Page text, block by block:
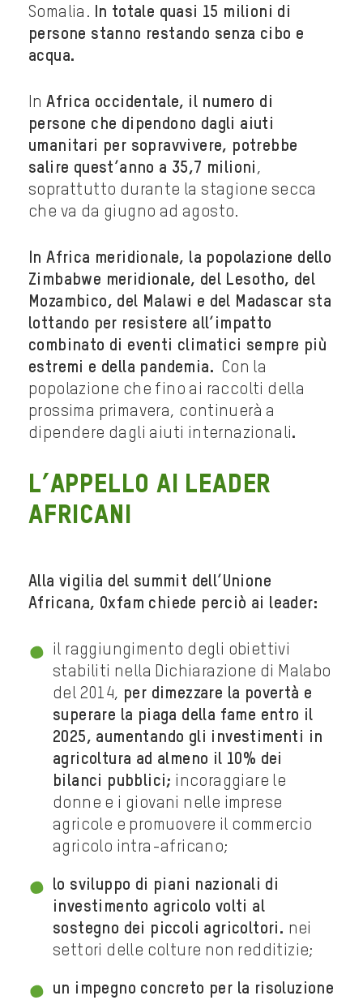
Somalia. In totale quasi 15 milioni di
persone stanno restando senza cibo e
acqua.
InAfrica occidentale, il numero di
persone che dipendono dagli aiuti
umanitari per sopravvivere, potrebbe
salire quest’anno a 35,7 milioni ,
soprattutto durante la stagione secca
che va da giugno ad agosto.
In Africa meridionale, la popolazione dello
Zimbabwe meridionale, del Lesotho, del
Mozambico, del Malawi e del Madascar sta
lottando per resistere all’impatto
combinato di eventi climatici sempre più
estremi e della pandemia. Con la
popolazione che fino ai raccolti della
prossima primavera, continuerà a
dipendere dagli aiuti internazionali.
L’appello ai leader
africani
Alla vigilia del summit dell’Unione
Africana, Oxfam chiede perciò ai leader:
il raggiungimento degli obiettivi
stabiliti nella Dichiarazione di Malabo
del 2014, per dimezzare la povertà e
superare la piaga della fame entro il
2025, aumentando gli investimenti in
agricoltura ad almeno il 10% dei
bilanci pubblici; incoraggiare le
donne e i giovani nelle imprese
agricole e promuovere il commercio
agricolo intra-africano;
lo sviluppo di piani nazionali di
investimento agricolo volti al
sostegno dei piccoli agricoltori. nei
settori delle colture non redditizie;
un impegno concreto per la risoluzione